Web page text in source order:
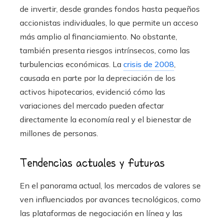
de invertir, desde grandes fondos hasta pequeños
accionistas individuales, lo que permite un acceso
más amplio al financiamiento. No obstante,
también presenta riesgos intrínsecos, como las
turbulencias económicas. La crisis de 2008
causada en parte por la depreciación de los
activos hipotecarios, evidenció cómo las
variaciones del mercado pueden afectar
directamente la economía real y el bienestar de
millones de personas.
Tendencias actuales y futuras
En el panorama actual, los mercados de valores se
ven influenciados por avances tecnológicos, como
las plataformas de negociación en línea y las